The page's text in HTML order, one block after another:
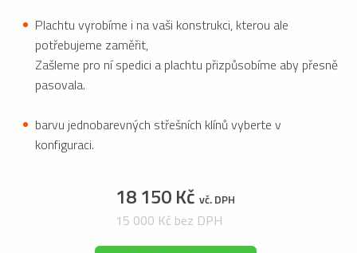
Plachtu vyrobíme i na vaši konstrukci, kterou ale
potřebujeme zaměřit,
Zašleme pro ní spedici a plachtu přizpůsobíme aby přesně
pasovala.
barvu jednobarevných střešních klínů vyberte v
konfiguraci.
18 150 Kč vč. DPH
15 000 Kč bez DPH